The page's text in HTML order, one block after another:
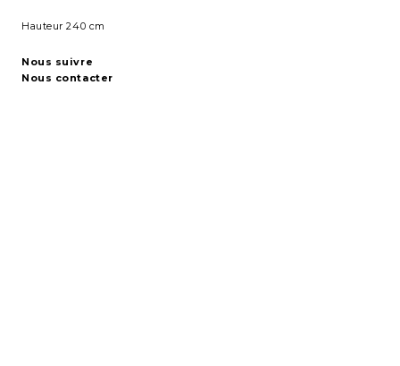
Hauteur 240 cm
Nous suivre
Nous contacter